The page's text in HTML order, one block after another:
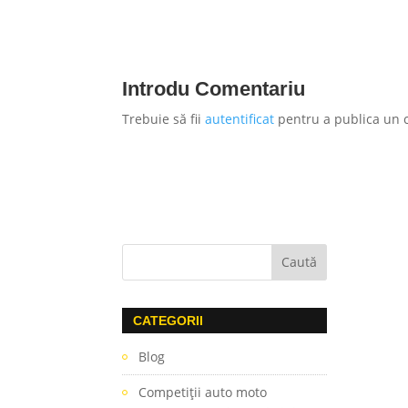
Introdu Comentariu
Trebuie să fiiautentificat pentru a publica un
CATEGORII
Blog
Competiţii auto moto